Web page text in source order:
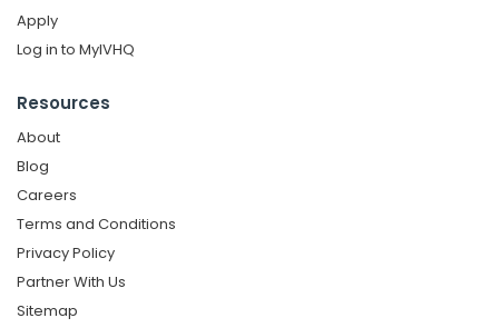
Apply
Log in to MyIVHQ
Resources
About
Blog
Careers
Terms and Conditions
Privacy Policy
Partner With Us
Sitemap